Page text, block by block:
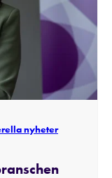
nyheter